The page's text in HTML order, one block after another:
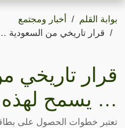
بوابة القلم
أخبار ومجتمع
قرار تاريخي من السعودية
قرار تاريخي
… يسمح لهذه
تعتبر خطوات الحصول على